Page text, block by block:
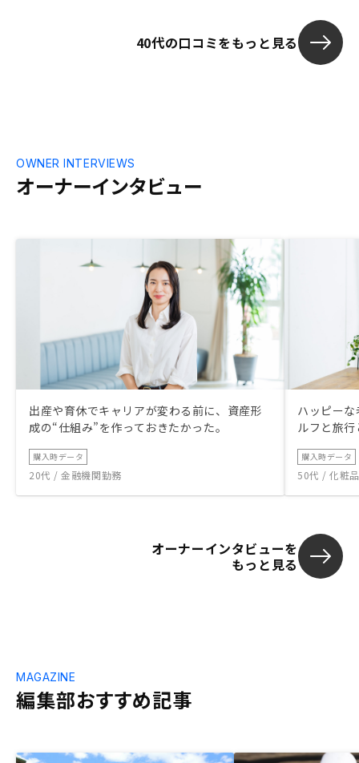
40代の口コミをもっと見る
オーナーインタビュー
OWNER INTERVIEWS
出産や育休でキャリアが変わる前に、資産形
成の“仕組み”を作っておきたかった。
購入時データ
20代 / 金融機関勤務
ハッピー
ルフと旅
購入時データ
50代 / 化粧
オーナーインタビューを
もっと見る
編集部おすすめ記事
MAGAZINE